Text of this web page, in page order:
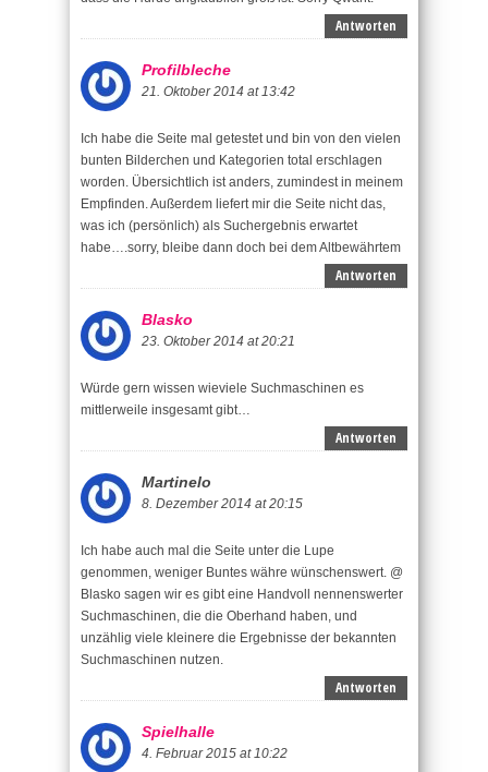
Antworten
Profilbleche
21. Oktober 2014 at 13:42
Ich habe die Seite mal getestet und bin von den vielen
bunten Bilderchen und Kategorien total erschlagen
worden. Übersichtlich ist anders, zumindest in meinem
Empfinden. Außerdem liefert mir die Seite nicht das,
was ich (persönlich) als Suchergebnis erwartet
habe….sorry, bleibe dann doch bei dem Altbewährtem
Antworten
Blasko
23. Oktober 2014 at 20:21
Würde gern wissen wieviele Suchmaschinen es
mittlerweile insgesamt gibt…
Antworten
Martinelo
8. Dezember 2014 at 20:15
Ich habe auch mal die Seite unter die Lupe
genommen, weniger Buntes währe wünschenswert. @
Blasko sagen wir es gibt eine Handvoll nennenswerter
Suchmaschinen, die die Oberhand haben, und
unzählig viele kleinere die Ergebnisse der bekannten
Suchmaschinen nutzen.
Antworten
Spielhalle
4. Februar 2015 at 10:22